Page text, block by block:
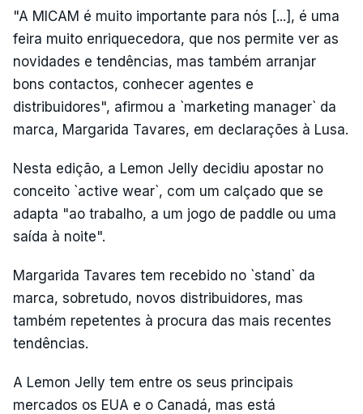
"A MICAM é muito importante para nós [...], é uma
feira muito enriquecedora, que nos permite ver as
novidades e tendências, mas também arranjar
bons contactos, conhecer agentes e
distribuidores", afirmou a `marketing manager` da
marca, Margarida Tavares, em declarações à Lusa.
Nesta edição, a Lemon Jelly decidiu apostar no
conceito `active wear`, com um calçado que se
adapta "ao trabalho, a um jogo de paddle ou uma
saída à noite".
Margarida Tavares tem recebido no `stand` da
marca, sobretudo, novos distribuidores, mas
também repetentes à procura das mais recentes
tendências.
A Lemon Jelly tem entre os seus principais
mercados os EUA e o Canadá, mas está